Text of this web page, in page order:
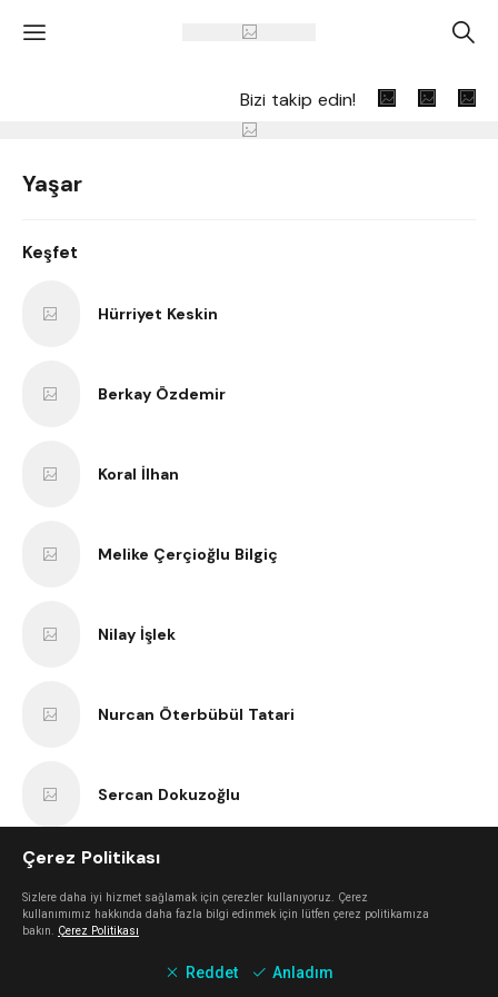
' A
Bizi takip edin!
Yaşar
Keşfet
Hürriyet Keskin
Berkay Özdemir
Koral İlhan
Melike Çerçioğlu Bilgiç
Nilay İşlek
Nurcan Öterbübül Tatari
Sercan Dokuzoğlu
Çerez Politikası
Sizlere daha iyi hizmet sağlamak için çerezler kullanıyoruz. Çerez
kullanımımız hakkında daha fazla bilgi edinmek için lütfen çerez politikamıza
bakın. Çerez Politikası
Reddet Anladım